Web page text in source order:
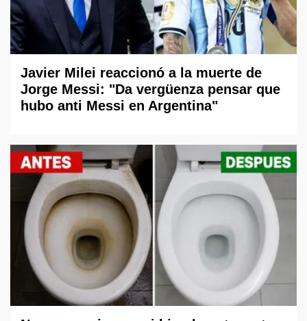
Javier Milei reaccionó a la muerte de
Jorge Messi: "Da vergüenza pensar que
hubo anti Messi en Argentina"